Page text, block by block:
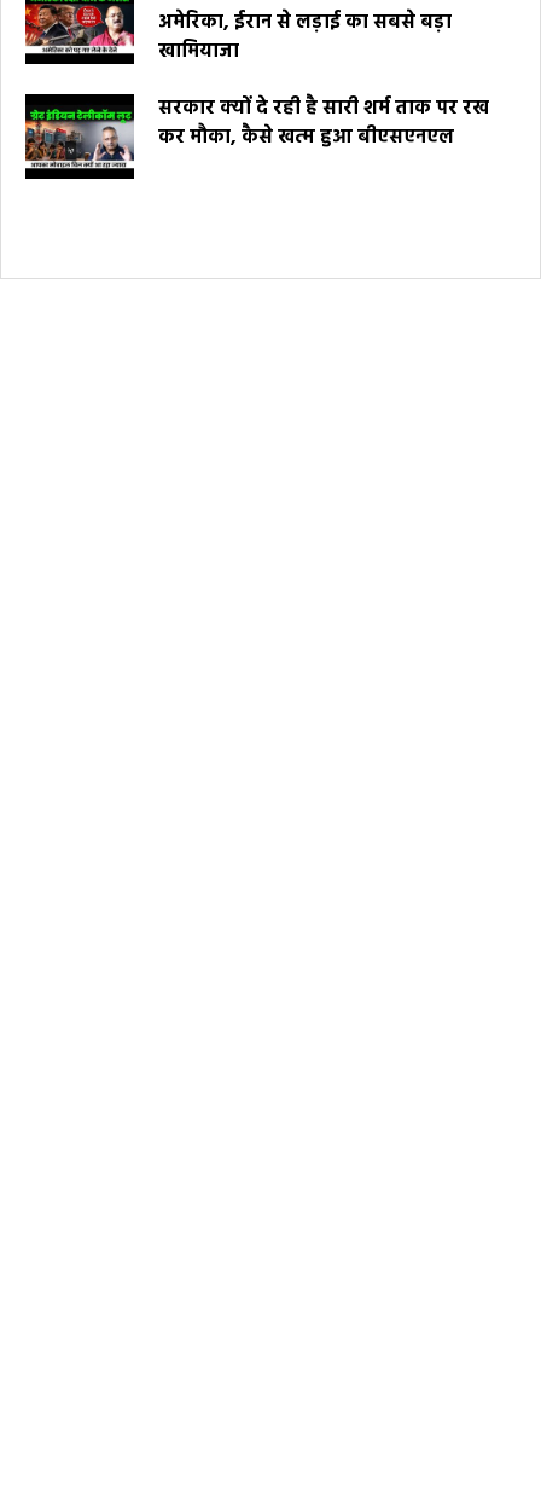
अमेरिका, ईरान से लड़ाई का सबसे बड़ा
खामियाजा
सरकार क्यों दे रही है सारी शर्म ताक पर रख
कर मौका, कैसे खत्म हुआ बीएसएनएल